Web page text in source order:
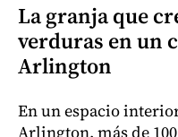
La granja que
verduras en un
Arlington
En un espacio
Arlington, más de